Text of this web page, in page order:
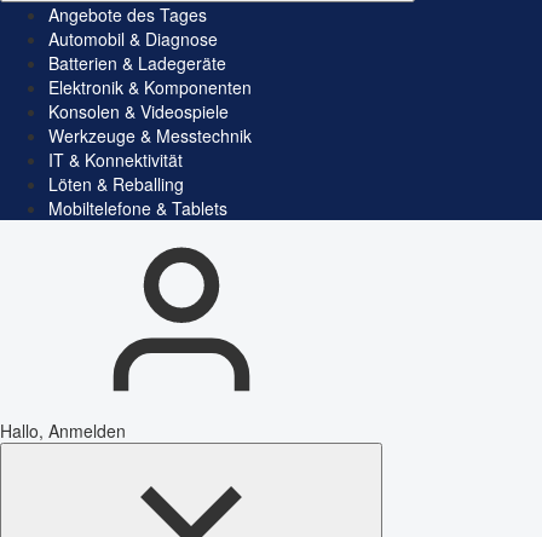
Angebote des Tages
Automobil & Diagnose
Batterien & Ladegeräte
Elektronik & Komponenten
Konsolen & Videospiele
Werkzeuge & Messtechnik
IT & Konnektivität
Löten & Reballing
Mobiltelefone & Tablets
Hallo, Anmelden